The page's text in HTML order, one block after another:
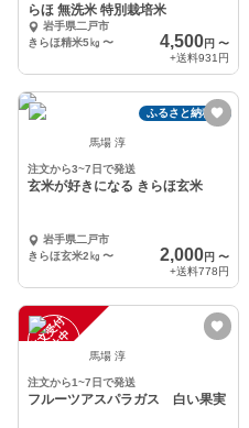
らほ 無洗米 特別栽培米
岩手県二戸市
きらほ精米5㎏ 〜 4,500円 〜
+送料931円
ふるさと納税可
馬場 淳
注文から3~7日で発送
玄米が好きになる きらほ玄米
岩手県二戸市
きらほ玄米2㎏ 〜 2,000円 〜
+送料778円
注
文
受
付
停
止
中 馬場 淳
注文から1~7日で発送
フルーツアスパラガス 白い果実